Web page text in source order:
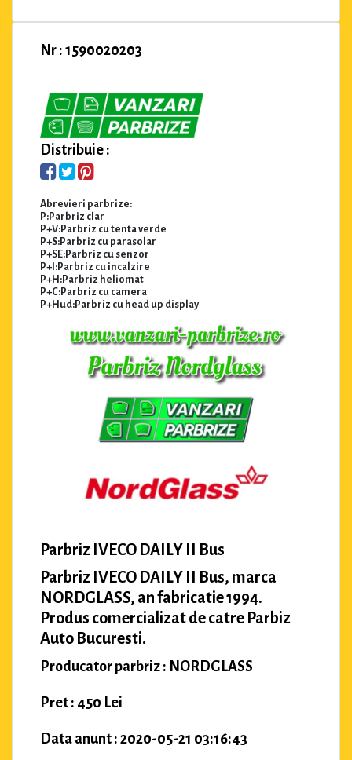
Nr : 1590020203
Distribuie :
Abrevieri parbrize:
P:Parbriz clar
P+V:Parbriz cu tenta verde
P+S:Parbriz cu parasolar
P+SE:Parbriz cu senzor
P+I:Parbriz cu incalzire
P+H:Parbriz heliomat
P+C:Parbriz cu camera
P+Hud:Parbriz cu head up display
Parbriz IVECO DAILY II Bus
Parbriz IVECO DAILY II Bus, marca
NORDGLASS, an fabricatie 1994.
Produs comercializat de catre Parbiz
Auto Bucuresti.
Producator parbriz : NORDGLASS
Pret : 450 Lei
Data anunt : 2020-05-21 03:16:43